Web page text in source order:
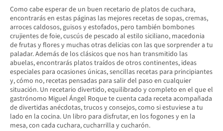
Como cabe esperar de un buen recetario de platos de cuchara,
encontrarás en estas páginas las mejores recetas de sopas, cremas,
arroces caldosos, guisos y estofados, pero también bombones
crujientes de foie, cuscús de pescado al estilo siciliano, macedonia
de frutas y flores y muchas otras delicias con las que sorprender a tu
paladar. Además de los clásicos que nos han transmitido las
abuelas, encontrarás platos traídos de otros continentes, ideas
especiales para ocasiones únicas, sencillas recetas para principiantes
y, cómo no, recetas pensadas para salir del paso en cualquier
situación. Un recetario divertido, equilibrado y completo en el que el
gastrónomo Miguel Ángel Roque te cuenta cada receta acompañada
de divertidas anécdotas, trucos y consejos, como si estuviese a tu
lado en la cocina. Un libro para disfrutar, en los fogones y en la
mesa, con cada cuchara, cucharrilla y cucharón.